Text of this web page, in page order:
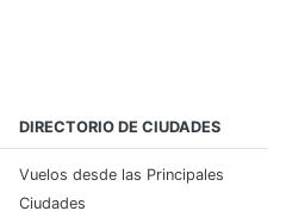
DIRECTORIO DE CIUDADES
Vuelos desde las Principales
Ciudades